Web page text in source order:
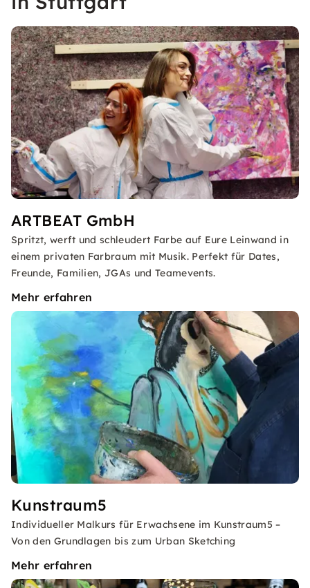
ARTBEAT GmbH
Spritzt, werft und schleudert Farbe auf Eure Leinwand in
einem privaten Farbraum mit Musik. Perfekt für Dates,
Freunde, Familien, JGAs und Teamevents.
Mehr erfahren
Kunstraum5
Individueller Malkurs für Erwachsene im Kunstraum5 –
Von den Grundlagen bis zum Urban Sketching
Mehr erfahren